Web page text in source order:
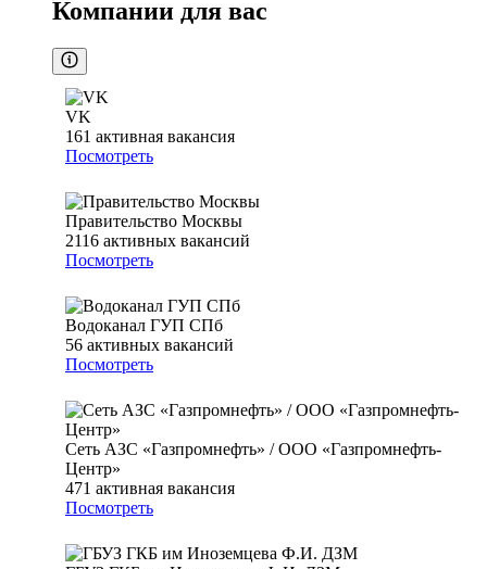
Компании для вас
VK
161 активная вакансия
Посмотреть
Правительство Москвы
2116 активных вакансий
Посмотреть
Водоканал ГУП СПб
56 активных вакансий
Посмотреть
Сеть АЗС «Газпромнефть» / ООО «Газпромнефть-
Центр»
471 активная вакансия
Посмотреть